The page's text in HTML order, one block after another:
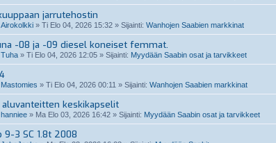
jarrutehostin
Airokolkki » Ti Elo 04, 2026 15:32 » Sijainti: Wanhojen Saabien markkinat
-08 ja -09 diesel koneiset femmat.
Tuha » Ti Elo 04, 2026 12:05 » Sijainti: Myydään Saabin osat ja tarvikkeet
Mastomies » Ti Elo 04, 2026 00:11 » Sijainti: Wanhojen Saabien markkinat
aluvanteitten keskikapselit
hanniee » Ma Elo 03, 2026 16:42 » Sijainti: Myydään Saabin osat ja tarvikkeet
9-3 SC 1.8t 2008